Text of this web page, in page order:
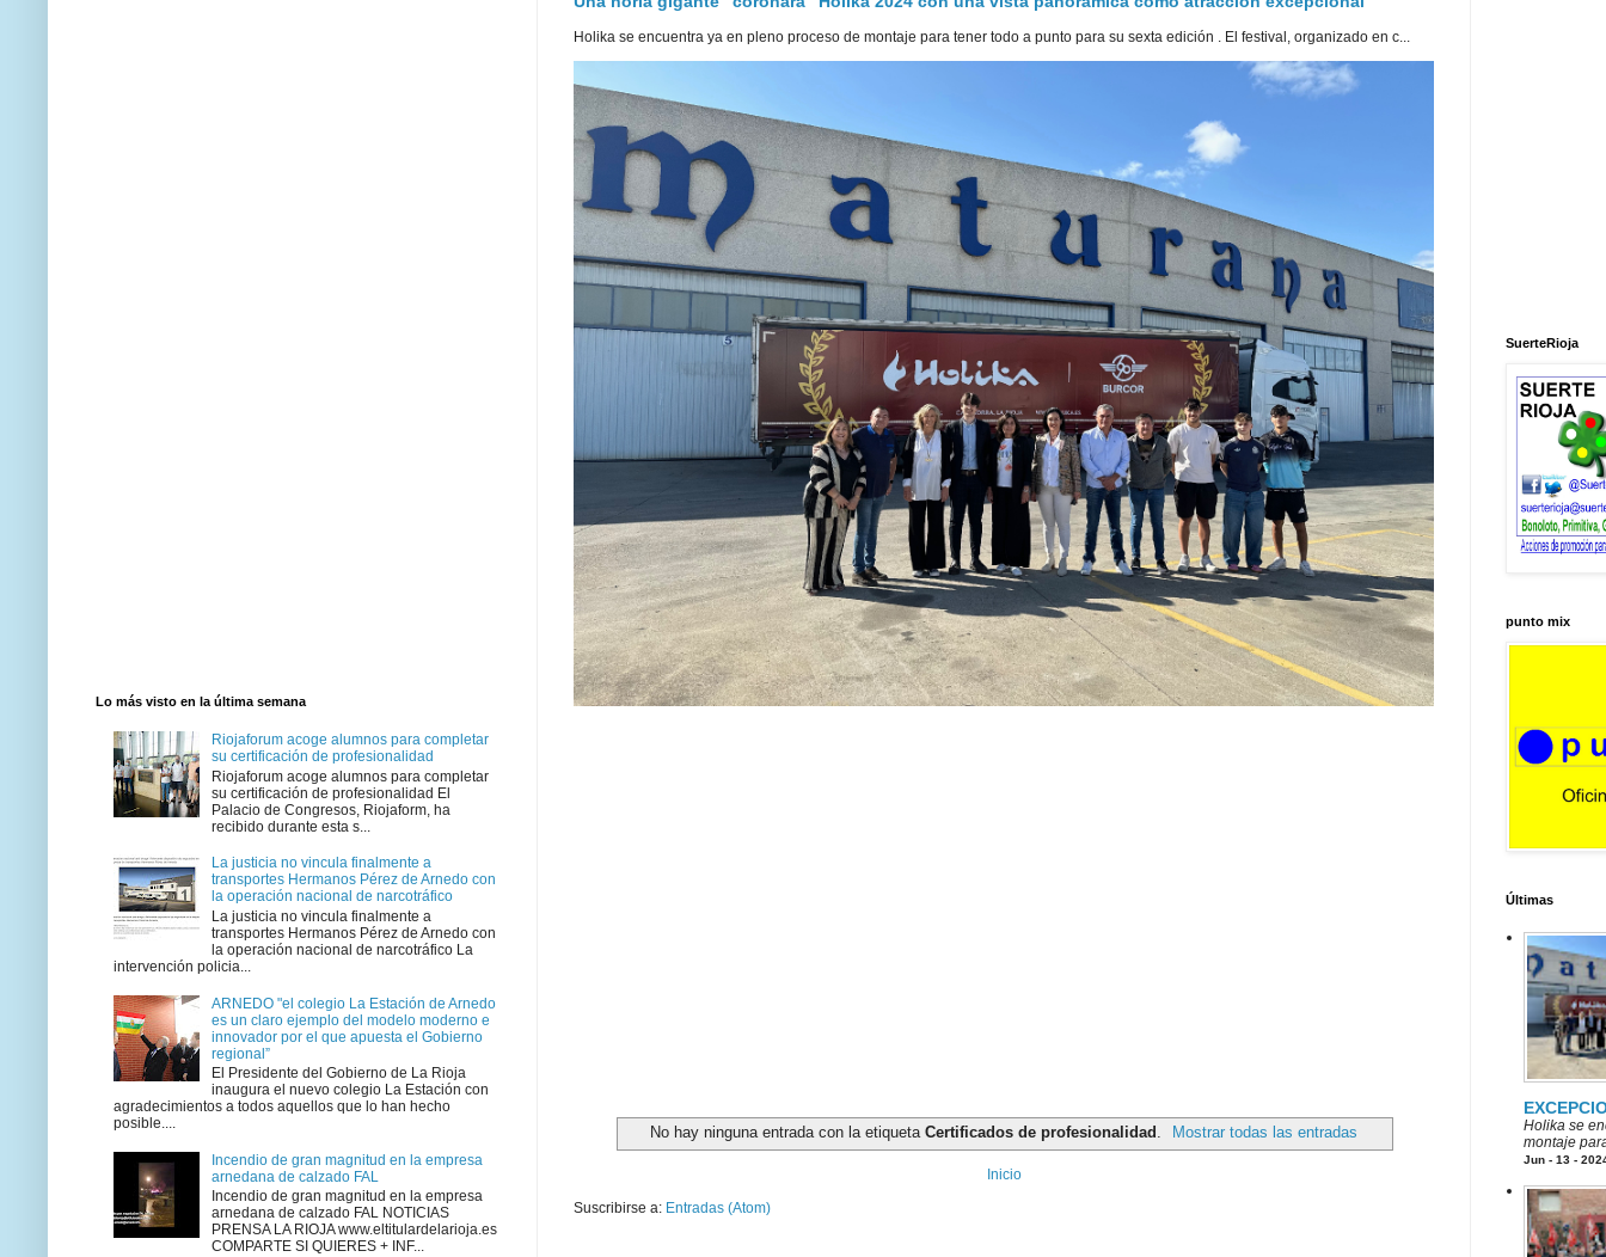
Holika se encuentra ya en pleno proceso de montaje para tener todo a punto para su sexta edición . El festival, organizado en c...
No hay ninguna entrada con la etiqueta Certificados de profesionalidad Mostrar todas las entradas
Inicio
Suscribirse a: Entradas (Atom)
Lo más visto en la última semana
Riojaforum acoge alumnos para completar
su certificación de profesionalidad
Riojaforum acoge alumnos para completar
su certificación de profesionalidad El
Palacio de Congresos, Riojaform, ha
recibido durante esta s...
La justicia no vincula finalmente a
transportes Hermanos Pérez de Arnedo con
la operación nacional de narcotráfico
La justicia no vincula finalmente a
transportes Hermanos Pérez de Arnedo con
la operación nacional de narcotráfico La
intervención policia...
ARNEDO "el colegio La Estación de Arnedo
es un claro ejemplo del modelo moderno e
innovador por el que apuesta el Gobierno
regional”
El Presidente del Gobierno de La Rioja
inaugura el nuevo colegio La Estación con
agradecimientos a todos aquellos que lo han hecho
posible....
Incendio de gran magnitud en la empresa
arnedana de calzado FAL
Incendio de gran magnitud en la empresa
arnedana de calzado FAL NOTICIAS
PRENSA LA RIOJA www.eltitulardelarioja.es
COMPARTE SI QUIERES + INF...
SuerteRioja
punto mix
Últimas
Holika se
montaje
Jun - 13 -